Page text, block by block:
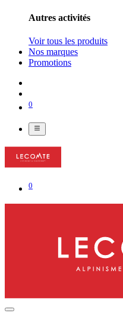
Autres activités
Voir tous les produits
Nos marques
Promotions
0
0